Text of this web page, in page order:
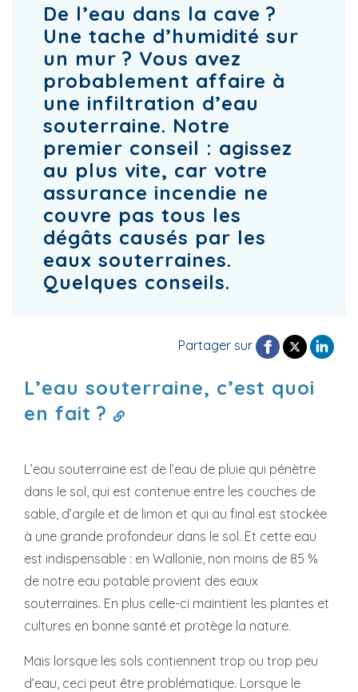
De l’eau dans la cave ?
Une tache d’humidité sur
un mur ? Vous avez
probablement affaire à
une infiltration d’eau
souterraine. Notre
premier conseil : agissez
au plus vite, car votre
assurance incendie ne
couvre pas tous les
dégâts causés par les
eaux souterraines.
Quelques conseils.
Partager sur
L’eau souterraine, c’est quoi
en fait ?
L’eau souterraine est de l’eau de pluie qui pénètre
dans le sol, qui est contenue entre les couches de
sable, d’argile et de limon et qui au final est stockée
à une grande profondeur dans le sol. Et cette eau
est indispensable : en Wallonie, non moins de 85 %
de notre eau potable provient des eaux
souterraines. En plus celle-ci maintient les plantes et
cultures en bonne santé et protège la nature.
Mais lorsque les sols contiennent trop ou trop peu
d’eau, ceci peut être problématique. Lorsque le